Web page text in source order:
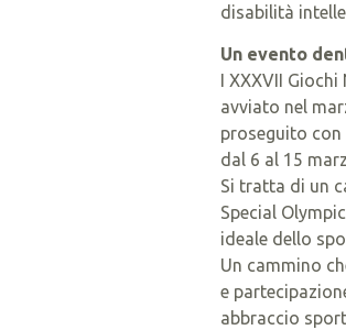
disabilità
Un evento
I XXXVII
avviato nel
proseguito con
dal 6 al 15
Si tratta di un
Special
ideale dello
Un cammino
e
abbraccio